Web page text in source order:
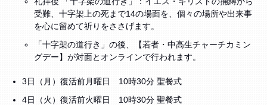
受難、十字架上の死まで14の場面を、個々の場所や出来事
を心に留めて祈りをささげます。
「十字架の道行き」の後、【若者・中高生チャーチカミン
グデー】が対面とオンラインで行われます。
3日（月）復活前月曜日 10時30分 聖餐式
4日（火）復活前火曜日 10時30分 聖餐式